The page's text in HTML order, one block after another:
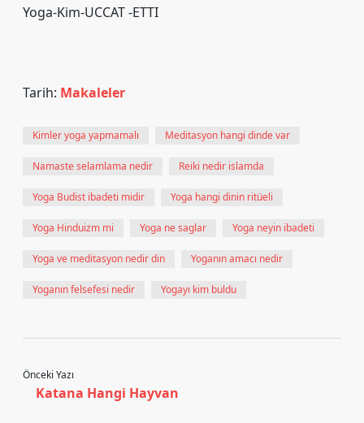
Yoga-Kim-UCCAT -ETTI
Tarih: Makaleler
Kimler yoga yapmamalı Meditasyon hangi dinde var
Namaste selamlama nedir Reiki nedir islamda
Yoga Budist ibadeti midir Yoga hangi dinin ritüeli
Yoga Hinduizm mi Yoga ne saglar Yoga neyin ibadeti
Yoga ve meditasyon nedir din Yoganın amacı nedir
Yoganın felsefesi nedir Yogayı kim buldu
Önceki Yazı
Katana Hangi Hayvan